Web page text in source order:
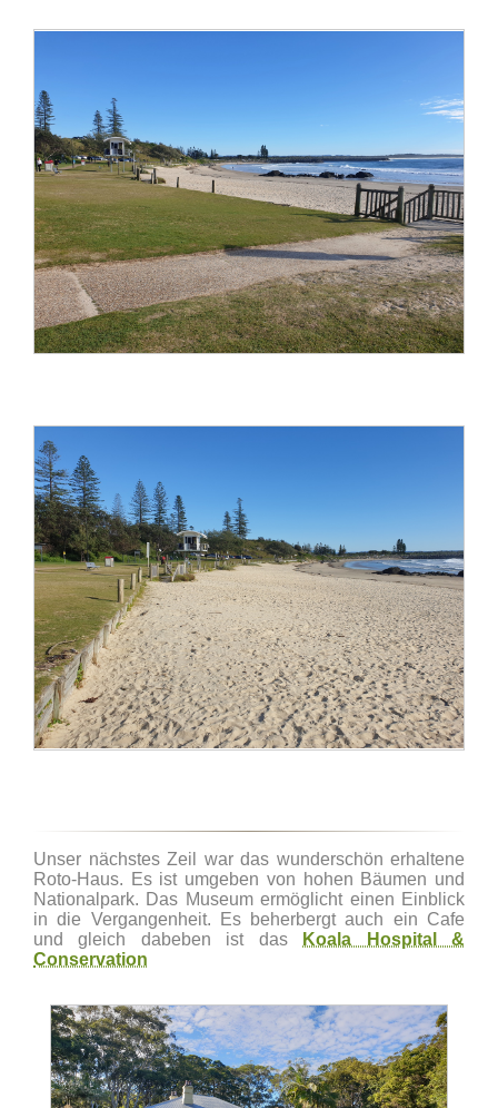
Unser nächstes Zeil war das wunderschön erhaltene
Roto-Haus. Es ist umgeben von hohen Bäumen und
Nationalpark. Das Museum ermöglicht einen Einblick
in die Vergangenheit. Es beherbergt auch ein Cafe
und gleich dabeben ist das
Koala Hospital &
Conservation